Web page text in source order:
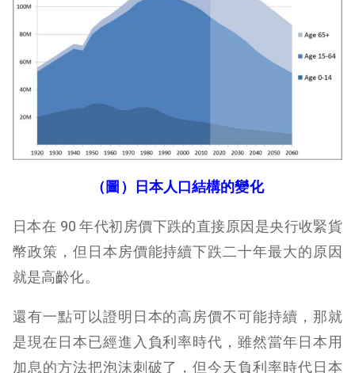
（圖）日本人口結構的變化
日本在 90 年代初房價下跌的直接原因是央行收緊貨
幣政策，但日本房價能持續下跌二十年最大的原因
就是高齡化。
還有一點可以證明日本的高房價不可能持續，那就
是現在日本已經進入負利率時代，雖然當年日本用
加息的方法把泡沫刺破了，但今天負利率時代日本